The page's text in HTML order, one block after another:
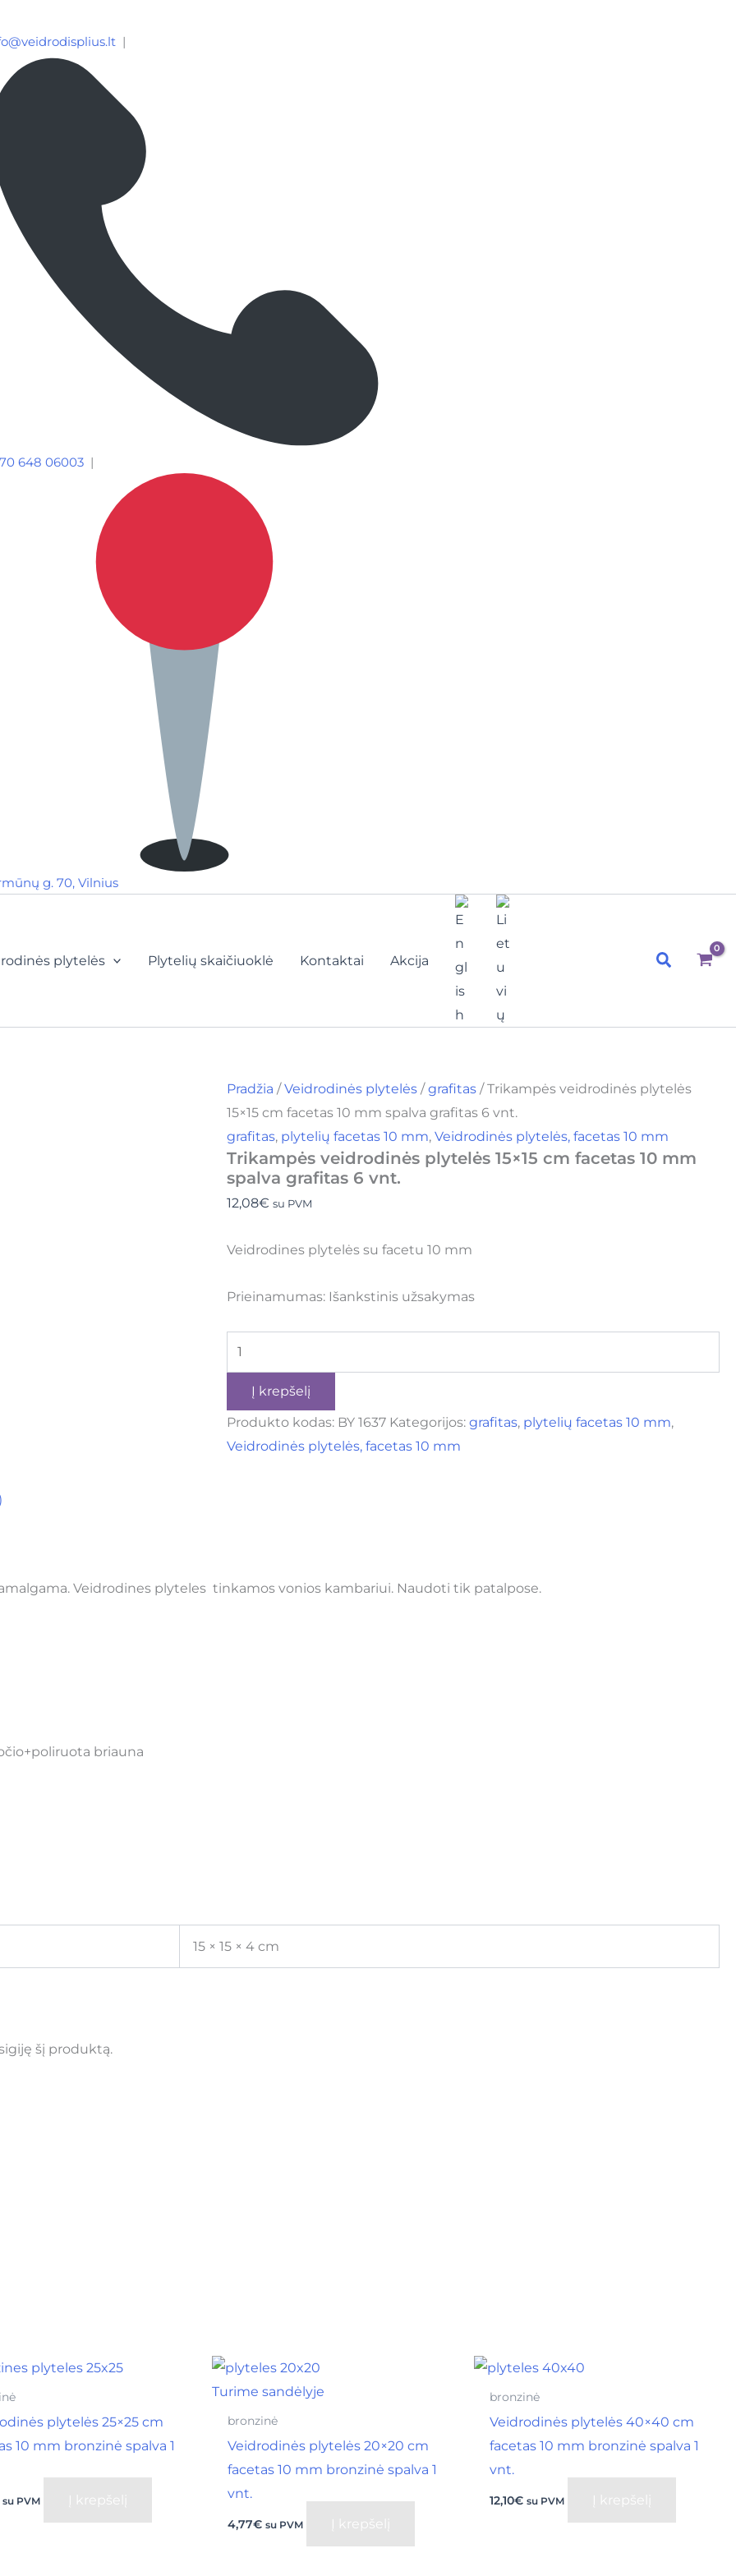
|
648 06003|
g. 70, Vilnius
plytelės Plytelių skaičiuoklė Kontaktai Akcija Paieška
Pradžia /Veidrodinės plytelės /grafitas / Trikampės veidrodinės plytelės
15×15 cm facetas 10 mm spalva grafitas 6 vnt.
grafitas, plytelių facetas 10 mm,Veidrodinės plytelės, facetas 10 mm
Trikampės veidrodinės plytelės 15×15 cm facetas 10 mm
spalva grafitas 6 vnt.
12,08€ su PVM
Veidrodines plytelės su facetu 10 mm
Prieinamumas: Išankstinis užsakymas
Į krepšelį
Produkto kodas: BY 1637 Kategorijos:grafitas, plytelių facetas 10 mm,
Veidrodinės plytelės, facetas 10 mm
Veidrodines plyteles tinkamos vonios kambariui. Naudoti tik patalpose.
briauna
15 × 15 × 4 cm
šį produktą.
plytelės 25×25 cm
10 mm bronzinė spalva 1
su PVM Į krepšelį
Turime sandėlyje
bronzinė
Veidrodinės plytelės 20×20 cm
facetas 10 mm bronzinė spalva 1
vnt.
4,77€ su PVM Į krepšelį
bronzinė
Veidrodinės plytelės 40×40 cm
facetas 10 mm bronzinė spalva 1
vnt.
12,10€ su PVM Į krepšelį